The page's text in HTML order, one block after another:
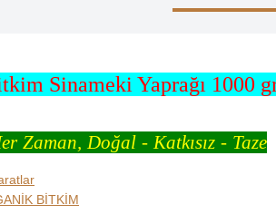
Sinameki Yaprağı 1000
Zaman, Doğal - Katkısız - Taze
BİTKİM